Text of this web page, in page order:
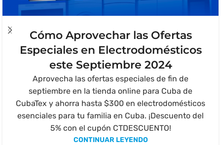
Cómo Aprovechar las Ofertas
Especiales en Electrodomésticos
este Septiembre 2024
Aprovecha las ofertas especiales de fin de
septiembre en la tienda online para Cuba de
CubaTex y ahorra hasta $300 en electrodomésticos
esenciales para tu familia en Cuba. ¡Descuento del
5% con el cupón CTDESCUENTO!
CONTINUAR LEYENDO